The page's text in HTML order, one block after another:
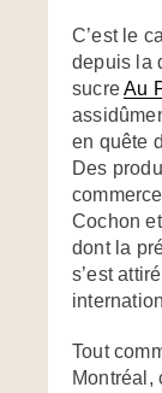
C’est le
depuis la
sucreAu
en quête
Des
Cochon
dont la
s’est
Tout
Montréal,